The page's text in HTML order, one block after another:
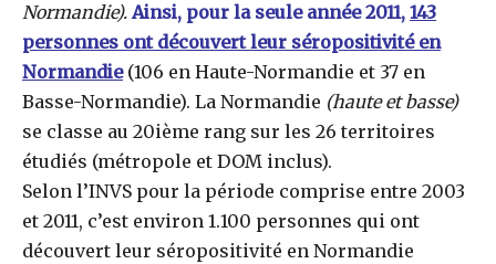
Normandie). Ainsi, pour la seule année 2011, 143
personnes ont découvert leur séropositivité en
Normandie(106 en Haute-Normandie et 37 en
Basse-Normandie). La Normandie (haute et basse)
se classe au 20ième rang sur les 26 territoires
étudiés (métropole et DOM inclus).
Selon l’INVS pour la période comprise entre 2003
et 2011, c’est environ 1.100 personnes qui ont
découvert leur séropositivité en Normandie